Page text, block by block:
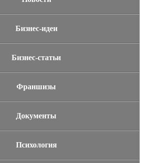
Бизнес-идеи
Бизнес-статьи
Франшизы
Документы
Психология